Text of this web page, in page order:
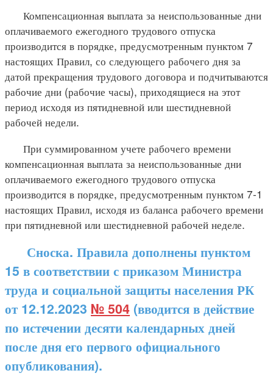
Компенсационная выплата за неиспользованные дни
оплачиваемого ежегодного трудового отпуска
производится в порядке, предусмотренным пунктом 7
настоящих Правил, со следующего рабочего дня за
датой прекращения трудового договора и подчитываются
рабочие дни (рабочие часы), приходящиеся на этот
период исходя из пятидневной или шестидневной
рабочей недели.
При суммированном учете рабочего времени
компенсационная выплата за неиспользованные дни
оплачиваемого ежегодного трудового отпуска
производится в порядке, предусмотренным пунктом 7-1
настоящих Правил, исходя из баланса рабочего времени
при пятидневной или шестидневной рабочей неделе.
Сноска. Правила дополнены пунктом
15 в соответствии с приказом Министра
труда и социальной защиты населения РК
от 12.12.2023 № 504 (вводится в действие
по истечении десяти календарных дней
после дня его первого официального
опубликования).